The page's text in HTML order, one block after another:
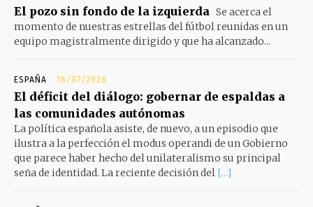
El pozo sin fondo de la izquierda Se acerca el
momento de nuestras estrellas del fútbol reunidas en un
equipo magistralmente dirigido y que ha alcanzado...
ESPAÑA 16/07/2026
El déficit del diálogo: gobernar de espaldas a
las comunidades autónomas
La política española asiste, de nuevo, a un episodio que
ilustra a la perfección el modus operandi de un Gobierno
que parece haber hecho del unilateralismo su principal
seña de identidad. La reciente decisión del […]